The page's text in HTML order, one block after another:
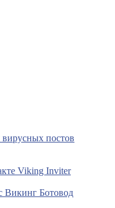
постов
Viking Inviter
Викинг Ботовод